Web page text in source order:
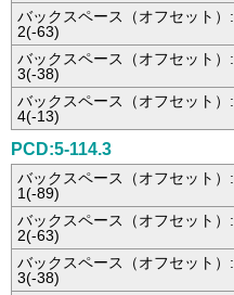
バックスペース（オフセット）:
2(-63)
バックスペース（オフセット）:
3(-38)
バックスペース（オフセット）:
4(-13)
PCD:5-114.3
バックスペース（オフセット）:
1(-89)
バックスペース（オフセット）:
2(-63)
バックスペース（オフセット）:
3(-38)